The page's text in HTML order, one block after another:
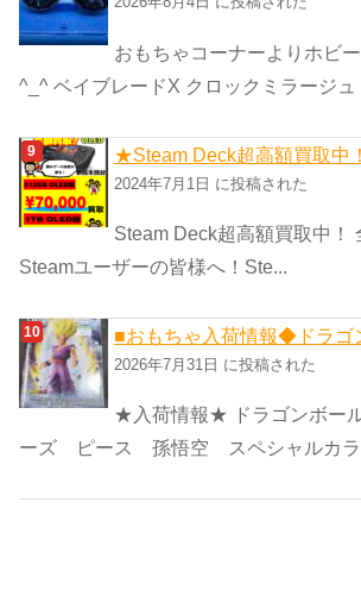
おもちゃコーナーよりホビ
^_^ ベイブレードX クロックミラージュ
★Steam Deck超高額買取中
2024年7月1日 に投稿された
Steam Deck超高額買取中！
Steamユーザーの皆様へ！Ste...
■おもちゃ入荷情報◆ドラゴ
2026年7月31日 に投稿された
★入荷情報★ ドラゴンボー
ーズ ピース 孫悟空 スペシャルカラ